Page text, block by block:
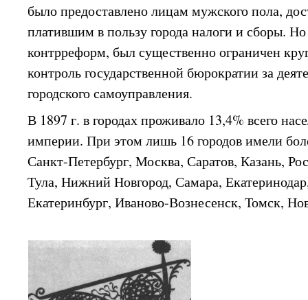
было предоставлено лицам мужского пола,
платившим в пользу города налоги и сборы.
контрреформ, был существенно ограничен
контроль государственной бюрократии за
городского самоуправления.
В 1897 г. в городах проживало 13,4% всего
империи. При этом лишь 16 городов имели
Санкт-Петербург, Москва, Саратов, Казань,
Тула, Нижний Новгород, Самара,
Екатеринбург, Иваново-Вознесенск, Томск,